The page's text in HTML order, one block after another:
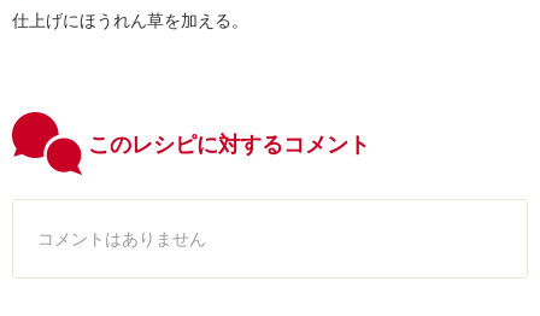
仕上げにほうれん草を加える。
このレシピに対するコメント
コメントはありません